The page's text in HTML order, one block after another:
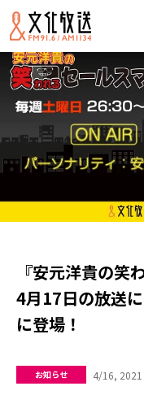
『安元洋貴の笑
4月17日の放送
に登場！
お知らせ 4/16, 2021